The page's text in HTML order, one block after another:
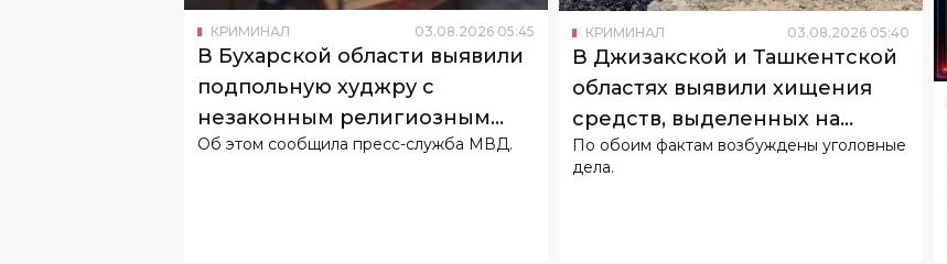
КРИМИНАЛ 03.08.2026 05:45
В Бухарской области выявили
подпольную худжру с
незаконным религиозным
обучением детей
Об этом сообщила пресс-служба МВД.
КРИМИНАЛ 03.08.2026 05:40
В Джизакской и Ташкентской
областях выявили хищения
средств, выделенных на
ремонт дорог
По обоим фактам возбуждены уголовные
дела.